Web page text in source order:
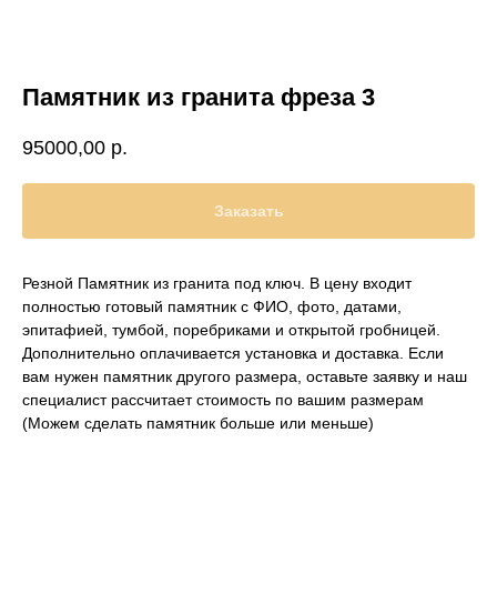
Памятник из гранита фреза 3
95000,00 р.
Заказать
Резной Памятник из гранита под ключ. В цену входит
полностью готовый памятник с ФИО, фото, датами,
эпитафией, тумбой, поребриками и открытой гробницей.
Дополнительно оплачивается установка и доставка. Если
вам нужен памятник другого размера, оставьте заявку и наш
специалист рассчитает стоимость по вашим размерам
(Можем сделать памятник больше или меньше)